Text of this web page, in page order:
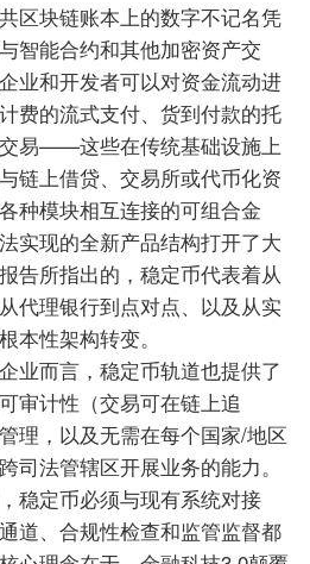
区块链账本上的数字不记名凭
智能合约和其他加密资产交
业和开发者可以对资金流动进
的流式支付、货到付款的托
易——这些在传统基础设施上
链上借贷、交易所或代币化资
种模块相互连接的可组合金
实现的全新产品结构打开了大
告所指出的，稳定币代表着从
代理银行到点对点、以及从实
本性架构转变。
业而言，稳定币轨道也提供了
审计性（交易可在链上追
理，以及无需在每个国家/地区
司法管辖区开展业务的能力。
稳定币必须与现有系统对接
、合规性检查和监管监督都